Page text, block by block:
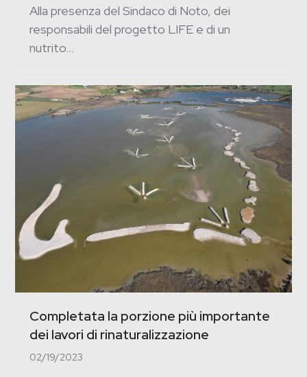
Alla presenza del Sindaco di Noto, dei
responsabili del progetto LIFE e di un
nutrito…
Completata la porzione più importante
dei lavori di rinaturalizzazione
02/19/2023